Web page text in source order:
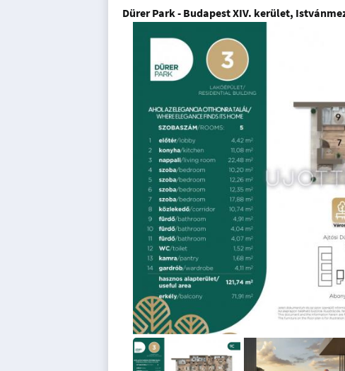
Dürer Park - Budapest XIV. kerület,